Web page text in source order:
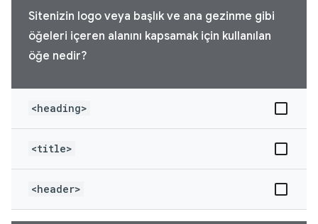
Sitenizin logo veya başlık ve ana gezinme gibi
öğeleri içeren alanını kapsamak için kullanılan
öğe nedir?
<heading>
<title>
<header>